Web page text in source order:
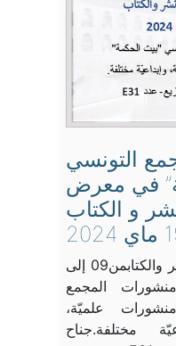
التونسي
في معرض
و الكتاب
معرض الرباط الدولي للنشر والكتابمن09 إلى
منشورات المجمع
علميّة،
مختلفة.جناح